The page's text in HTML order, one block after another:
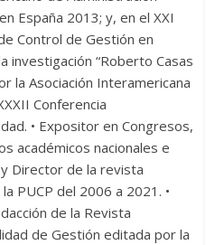
España 2013; y, en el XXI
Control de Gestión en
investigación “Roberto Casas
la Asociación Interamericana
Conferencia
• Expositor en Congresos,
académicos nacionales e
Director de la revista
PUCP del 2006 a 2021. •
de la Revista
de Gestión editada por la